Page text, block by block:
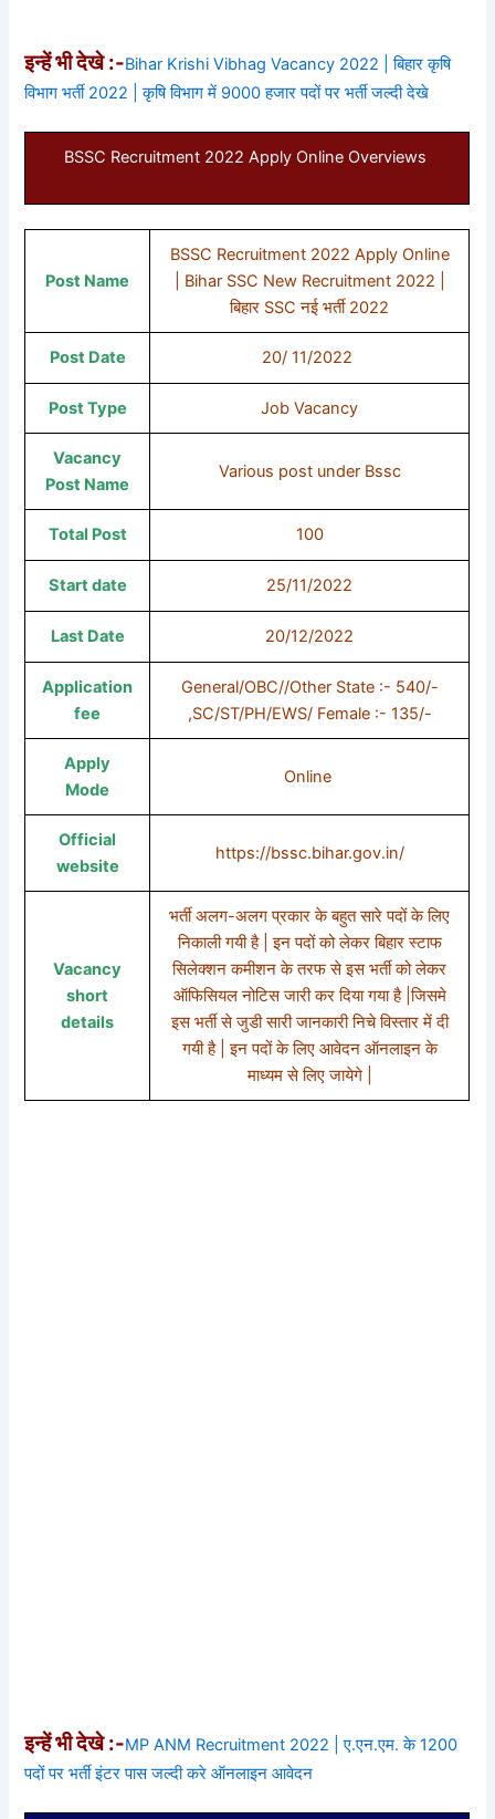
इन्हें भी देखे :-Bihar Krishi Vibhag Vacancy 2022 | बिहार कृषि
विभाग भर्ती 2022 | कृषि विभाग में 9000 हजार पदों पर भर्ती जल्दी देखे
BSSC Recruitment 2022 Apply Online Overviews
Post Name
BSSC Recruitment 2022 Apply Online
| Bihar SSC New Recruitment 2022 |
बिहार SSC नई भर्ती 2022
Post Date 20/ 11/2022
Post Type Job Vacancy
Vacancy
Post Name
Various post under Bssc
Total Post 100
Start date 25/11/2022
Last Date 20/12/2022
Application
fee
General/OBC//Other State :- 540/-
,SC/ST/PH/EWS/ Female :- 135/-
Apply
Mode
Online
Official
website
https://bssc.bihar.gov.in/
Vacancy
short
details
भर्ती अलग-अलग प्रकार के बहुत सारे पदों के लिए
निकाली गयी है | इन पदों को लेकर बिहार स्टाफ
सिलेक्शन कमीशन के तरफ से इस भर्ती को लेकर
ऑफिसियल नोटिस जारी कर दिया गया है |जिसमे
इस भर्ती से जुडी सारी जानकारी निचे विस्तार में दी
गयी है | इन पदों के लिए आवेदन ऑनलाइन के
माध्यम से लिए जायेगे |
इन्हें भी देखे :-MP ANM Recruitment 2022 | ए.एन.एम. के 1200
पदों पर भर्ती इंटर पास जल्दी करे ऑनलाइन आवेदन